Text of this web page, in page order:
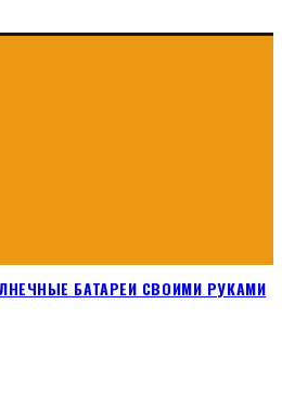
БАТАРЕИ СВОИМИ РУКАМИ